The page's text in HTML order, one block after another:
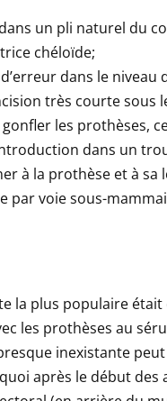
un pli naturel du
chéloïde;
dans le niveau
très courte sous
les prothèses,
dans un
à la prothèse et à sa
par voie sous-
la plus populaire
les prothèses au
inexistante
après le début